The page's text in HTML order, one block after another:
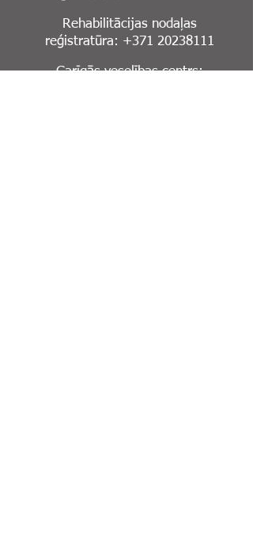
Rehabilitācijas nodaļas
reģistratūra: +371 20238111
Garīgās veselības centrs: